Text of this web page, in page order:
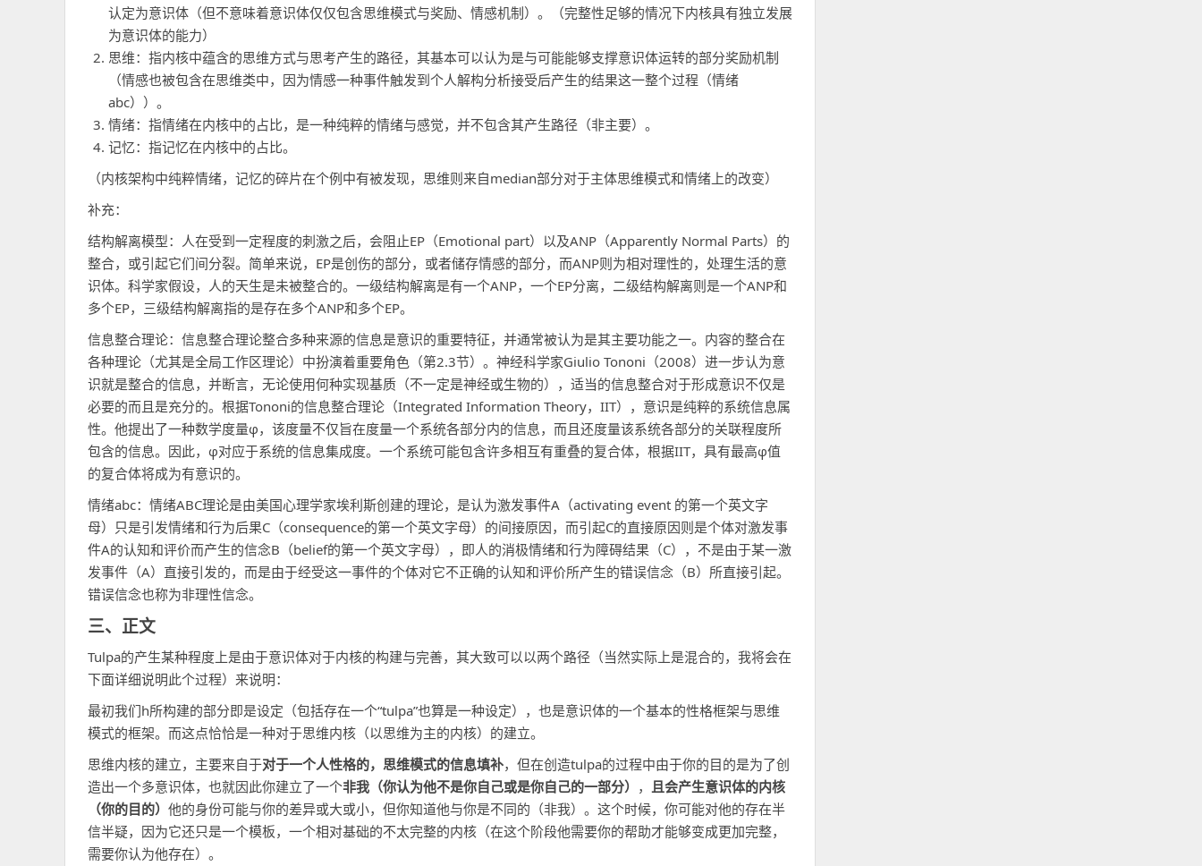
认定为意识体（但不意味着意识体仅仅包含思维模式与奖励、情感机制）。（完整性足够的情况下内核具有独立发展
为意识体的能力）
思维：指内核中蕴含的思维方式与思考产生的路径，其基本可以认为是与可能能够支撑意识体运转的部分奖励机制
（情感也被包含在思维类中，因为情感一种事件触发到个人解构分析接受后产生的结果这一整个过程（情绪
abc））。
情绪：指情绪在内核中的占比，是一种纯粹的情绪与感觉，并不包含其产生路径（非主要）。
记忆：指记忆在内核中的占比。
（内核架构中纯粹情绪，记忆的碎片在个例中有被发现，思维则来自median部分对于主体思维模式和情绪上的改变）
补充：
结构解离模型：人在受到一定程度的刺激之后，会阻止EP（Emotional part）以及ANP（Apparently Normal Parts）的
整合，或引起它们间分裂。简单来说，EP是创伤的部分，或者储存情感的部分，而ANP则为相对理性的，处理生活的意
识体。科学家假设，人的天生是未被整合的。一级结构解离是有一个ANP，一个EP分离，二级结构解离则是一个ANP和
多个EP，三级结构解离指的是存在多个ANP和多个EP。
信息整合理论：信息整合理论整合多种来源的信息是意识的重要特征，并通常被认为是其主要功能之一。内容的整合在
各种理论（尤其是全局工作区理论）中扮演着重要角色（第2.3节）。神经科学家Giulio Tononi（2008）进一步认为意
识就是整合的信息，并断言，无论使用何种实现基质（不一定是神经或生物的），适当的信息整合对于形成意识不仅是
必要的而且是充分的。根据Tononi的信息整合理论（Integrated Information Theory，IIT），意识是纯粹的系统信息属
性。他提出了一种数学度量φ，该度量不仅旨在度量一个系统各部分内的信息，而且还度量该系统各部分的关联程度所
包含的信息。因此，φ对应于系统的信息集成度。一个系统可能包含许多相互有重叠的复合体，根据IIT，具有最高φ值
的复合体将成为有意识的。
情绪abc：情绪ABC理论是由美国心理学家埃利斯创建的理论，是认为激发事件A（activating event 的第一个英文字
母）只是引发情绪和行为后果C（consequence的第一个英文字母）的间接原因，而引起C的直接原因则是个体对激发事
件A的认知和评价而产生的信念B（belief的第一个英文字母），即人的消极情绪和行为障碍结果（C），不是由于某一激
发事件（A）直接引发的，而是由于经受这一事件的个体对它不正确的认知和评价所产生的错误信念（B）所直接引起。
错误信念也称为非理性信念。
三、正文
Tulpa的产生某种程度上是由于意识体对于内核的构建与完善，其大致可以以两个路径（当然实际上是混合的，我将会在
下面详细说明此个过程）来说明：
最初我们h所构建的部分即是设定（包括存在一个“tulpa”也算是一种设定），也是意识体的一个基本的性格框架与思维
模式的框架。而这点恰恰是一种对于思维内核（以思维为主的内核）的建立。
思维内核的建立，主要来自于对于一个人性格的，思维模式的信息填补，但在创造tulpa的过程中由于你的目的是为了创
造出一个多意识体，也就因此你建立了一个非我（你认为他不是你自己或是你自己的一部分） ， 且会产生意识体的内核
（你的目的） 他的身份可能与你的差异或大或小，但你知道他与你是不同的（非我）。这个时候，你可能对他的存在半
信半疑，因为它还只是一个模板，一个相对基础的不太完整的内核（在这个阶段他需要你的帮助才能够变成更加完整，
需要你认为他存在）。